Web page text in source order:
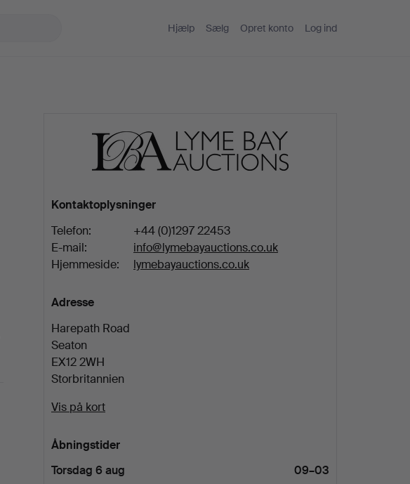
Hjælp Sælg Opret konto Log ind
Kontaktoplysninger
Telefon:
+44 (0)1297 22453
E-mail:
info@lymebayauctions.co.uk
Hjemmeside:
lymebayauctions.co.uk
Adresse
Harepath Road
Seaton
EX12 2WH
Storbritannien
Vis på kort
Åbningstider
Torsdag 6 aug
09–03